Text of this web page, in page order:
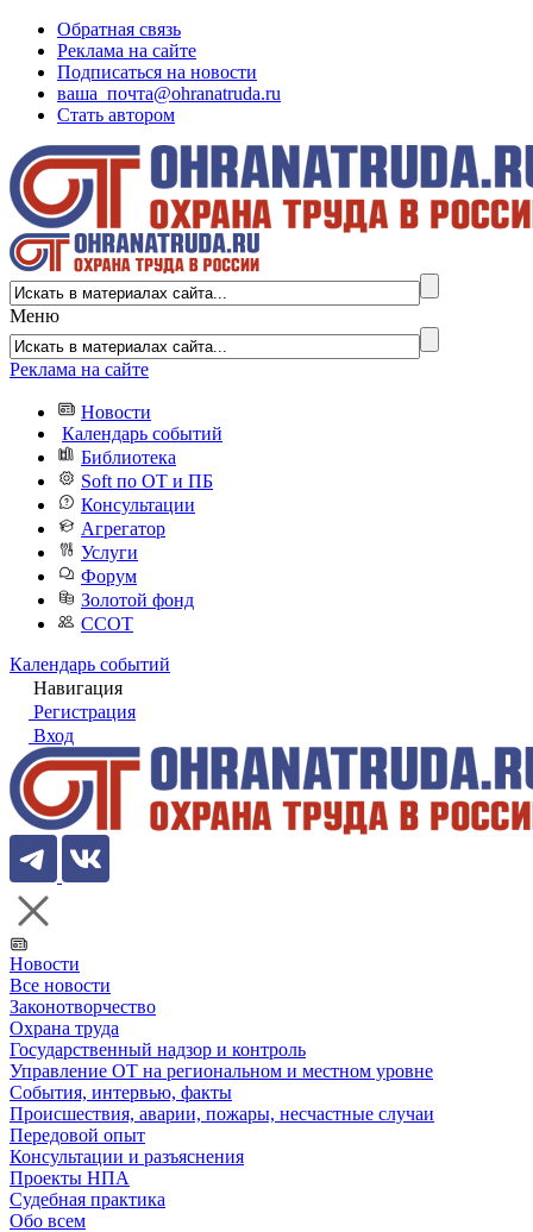
Обратная связь
Реклама на сайте
Подписаться на новости
ваша_почта@ohranatruda.ru
Стать автором
Меню
Реклама на сайте
Новости
Календарь событий
Библиотека
Soft по ОТ и ПБ
Консультации
Агрегатор
Услуги
Форум
Золотой фонд
ССОТ
Календарь событий
Навигация
Регистрация
Вход
Новости
Все новости
Законотворчество
Охрана труда
Государственный надзор и контроль
Управление ОТ на региональном и местном уровне
События, интервью, факты
Происшествия, аварии, пожары, несчастные случаи
Передовой опыт
Консультации и разъяснения
Проекты НПА
Судебная практика
Обо всем